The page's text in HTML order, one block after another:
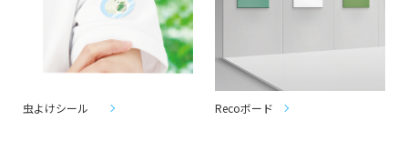
虫よけシール Recoボード